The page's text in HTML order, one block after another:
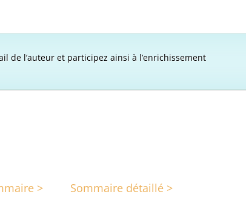
de l’auteur et participez ainsi à l’enrichissement
> Sommaire détaillé >